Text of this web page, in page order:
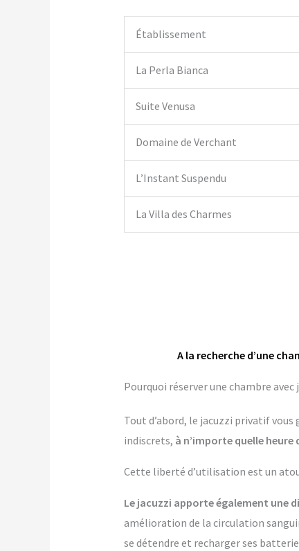
Établissement
La Perla Bianca
Suite Venusa
Domaine de Verchant
L’Instant Suspendu
La Villa des Charmes
A la recherche d’une
Pourquoi réserver une chambre
Tout d’abord, le jacuzzi privatif
indiscrets, à n’importe quelle
Cette liberté d’utilisation est un
Le jacuzzi apporte également une
amélioration de la circulation
se détendre et recharger ses